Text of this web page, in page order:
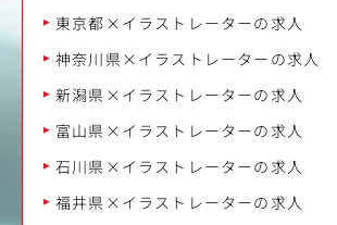
東京都×イラストレーターの求人
神奈川県×イラストレーターの求人
新潟県×イラストレーターの求人
富山県×イラストレーターの求人
石川県×イラストレーターの求人
福井県×イラストレーターの求人